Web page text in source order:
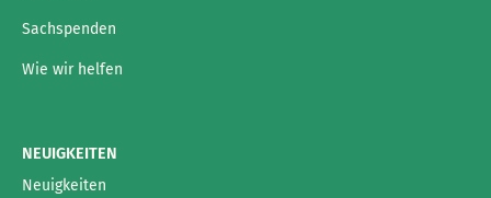
Sachspenden
Wie wir helfen
NEUIGKEITEN
Neuigkeiten